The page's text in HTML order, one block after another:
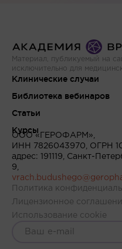
Материал, публикуемый на
исключительно для
Клинические случаи
Библиотека вебинаров
Статьи
Курсы
ООО «ГЕРОФАРМ»,
ИНН 7826043970, ОГРН
адрес: 191119, Санкт-
9,
Политика
Лицензионное
Использование cookie